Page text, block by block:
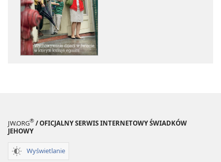
egoizmegoizm
JW.ORG® / OFICJALNY SERWIS INTERNETOWY ŚWIADKÓW
JEHOWY
Wyświetlanie